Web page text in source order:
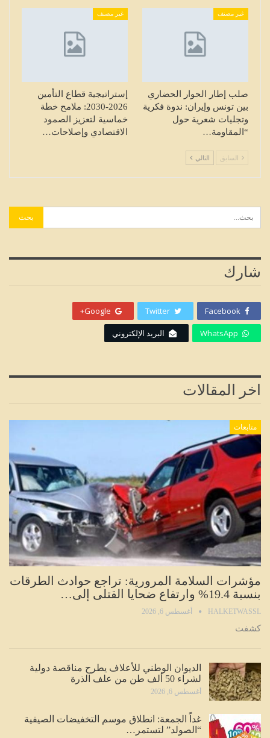
غير مصنف
صلب إطار الحوار الحضاري
بين تونس وإيران: ندوة فكرية
وتجليات شعرية حول
“المقاومة…
غير مصنف
إستراتيجية قطاع التأمين
2026-2030: ملامح خطة
خماسية لتعزيز الصمود
الاقتصادي وإصلاحات…
السابق التالي
شارك
Facebook
Twitter
Google+
WhatsApp البريد الإلكتروني
اخر المقالات
متابعات
مؤشرات السلامة المرورية: تراجع حوادث الطرقات
بنسبة 19.4% وارتفاع ضحايا القتلى إلى…
HALKETWASSL أغسطس 6, 2026
كشفت
الديوان الوطني للأعلاف يطرح مناقصة دولية
لشراء 50 ألف طن من علف الذرة
أغسطس 6, 2026
غداً الجمعة: انطلاق موسم التخفيضات الصيفية
“الصولد” لتستمر…